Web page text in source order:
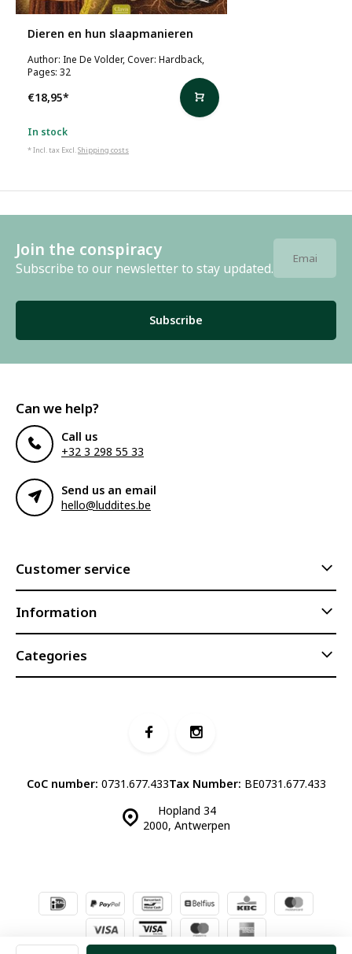
Dieren en hun slaapmanieren
Author: Ine De Volder, Cover: Hardback,
Pages: 32
€18,95*
In stock
* Incl. tax Excl.Shipping costs
Join the conspiracy
Subscribe to our newsletter to stay updated.
Subscribe
Can we help?
Call us
+32 3 298 55 33
Send us an email
hello@luddites.be
Customer service
Information
Categories
Hopland 34
2000, Antwerpen
CoC number: 0731.677.433Tax Number: BE0731.677.433
© Luddites Books & Wine